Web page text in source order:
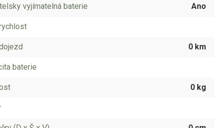
vyjímatelná baterie Ano
0 km
baterie
0 kg